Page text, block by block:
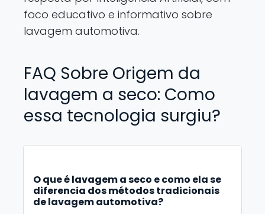
foco educativo e informativo sobre
lavagem automotiva.
FAQ Sobre Origem da
lavagem a seco: Como
essa tecnologia surgiu?
O que é lavagem a seco e como ela se
diferencia dos métodos tradicionais
de lavagem automotiva?